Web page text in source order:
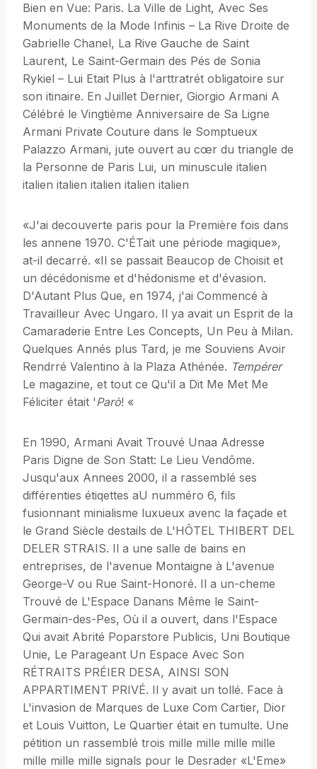
Bien en Vue: Paris. La Ville de Light, Avec Ses
Monuments de la Mode Infinis – La Rive Droite de
Gabrielle Chanel, La Rive Gauche de Saint
Laurent, Le Saint-Germain des Pés de Sonia
Rykiel – Lui Etait Plus à l'arttratrét obligatoire sur
son itinaire. En Juillet Dernier, Giorgio Armani A
Célébré le Vingtième Anniversaire de Sa Ligne
Armani Private Couture dans le Somptueux
Palazzo Armani, jute ouvert au cœr du triangle de
la Personne de Paris Lui, un minuscule italien
italien italien italien italien italien
«J'ai decouverte paris pour la Première fois dans
les annene 1970. C'ÉTait une période magique»,
at-il decarré. «Il se passait Beaucop de Choisit et
un décédonisme et d'hédonisme et d'évasion.
D'Autant Plus Que, en 1974, j'ai Commencé à
Travailleur Avec Ungaro. Il ya avait un Esprit de la
Camaraderie Entre Les Concepts, Un Peu à Milan.
Quelques Annés plus Tard, je me Souviens Avoir
Rendrré Valentino à la Plaza Athénée. Tempérer
Le magazine, et tout ce Qu'il a Dit Me Met Me
Féliciter était 'Parò! «
En 1990, Armani Avait Trouvé Unaa Adresse
Paris Digne de Son Statt: Le Lieu Vendôme.
Jusqu'aux Annees 2000, il a rassemblé ses
différenties étiqettes aU numméro 6, fils
fusionnant minialisme luxueux avenc la façade et
le Grand Siècle destails de L'HÔTEL THIBERT DEL
DELER STRAIS. Il a une salle de bains en
entreprises, de l'avenue Montaigne à L'avenue
George-V ou Rue Saint-Honoré. Il a un-cheme
Trouvé de L'Espace Danans Même le Saint-
Germain-des-Pes, Où il a ouvert, dans l'Espace
Qui avait Abrité Poparstore Publicis, Uni Boutique
Unie, Le Parageant Un Espace Avec Son
RÉTRAITS PRÉIER DESA, AINSI SON
APPARTIMENT PRIVÉ. Il y avait un tollé. Face à
L'invasion de Marques de Luxe Com Cartier, Dior
et Louis Vuitton, Le Quartier était en tumulte. Une
pétition un rassemblé trois mille mille mille mille
mille mille mille signals pour le Desrader «L'Eme»